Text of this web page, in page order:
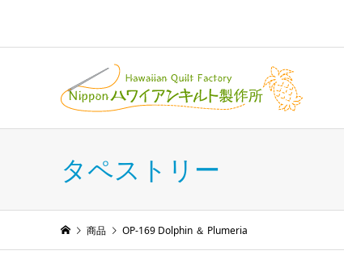
タペストリー
商品 OP-169 Dolphin ＆ Plumeria